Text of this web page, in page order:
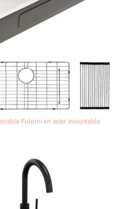
vous
Fulorni en acier inoxydable